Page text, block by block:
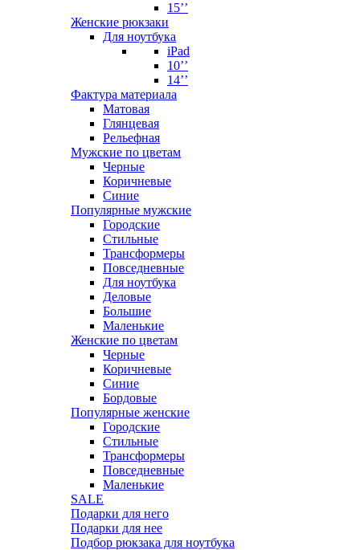
15’’
Женские рюкзаки
Для ноутбука
iPad
10’’
14’’
Фактура материала
Матовая
Глянцевая
Рельефная
Мужские по цветам
Черные
Коричневые
Синие
Популярные мужские
Городские
Стильные
Трансформеры
Повседневные
Для ноутбука
Деловые
Большие
Маленькие
Женские по цветам
Черные
Коричневые
Синие
Бордовые
Популярные женские
Городские
Стильные
Трансформеры
Повседневные
Маленькие
SALE
Подарки для него
Подарки для нее
Подбор рюкзака для ноутбука